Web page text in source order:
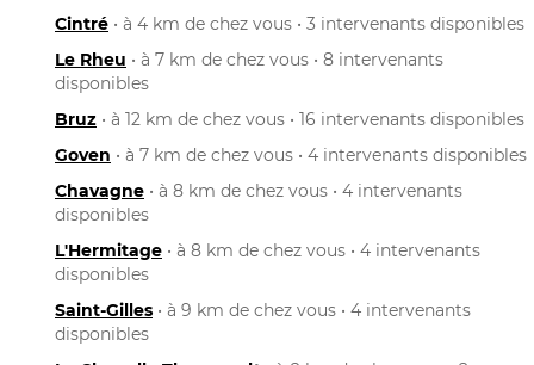
Cintré • à 4 km de chez vous • 3 intervenants disponibles
Le Rheu • à 7 km de chez vous • 8 intervenants
disponibles
Bruz • à 12 km de chez vous • 16 intervenants disponibles
Goven • à 7 km de chez vous • 4 intervenants disponibles
Chavagne • à 8 km de chez vous • 4 intervenants
disponibles
L'Hermitage • à 8 km de chez vous • 4 intervenants
disponibles
Saint-Gilles • à 9 km de chez vous • 4 intervenants
disponibles